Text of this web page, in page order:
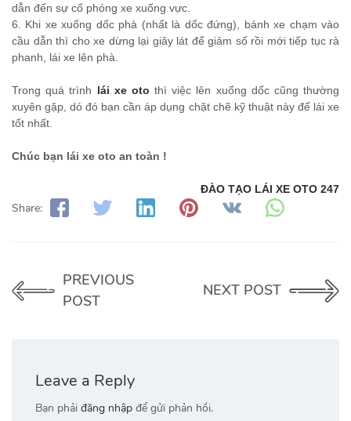
dẫn đến sự cố phóng xe xuống vực.
6. Khi xe xuống dốc phà (nhất là dốc đứng), bánh xe chạm vào
cầu dẫn thì cho xe dừng lại giây lát để giảm số rồi mới tiếp tục rà
phanh, lái xe lên phà.
Trong quá trình lái xe oto thì việc lên xuống dốc cũng thường
xuyên gặp, dó đó bạn cần áp dụng chặt chẽ kỹ thuật này để lái xe
tốt nhất.
Chúc bạn lái xe oto an toàn !
ĐÀO TẠO LÁI XE OTO 247
Share:
PREVIOUS
POST
NEXT POST
Leave a Reply
Bạn phải đăng nhập để gửi phản hồi.